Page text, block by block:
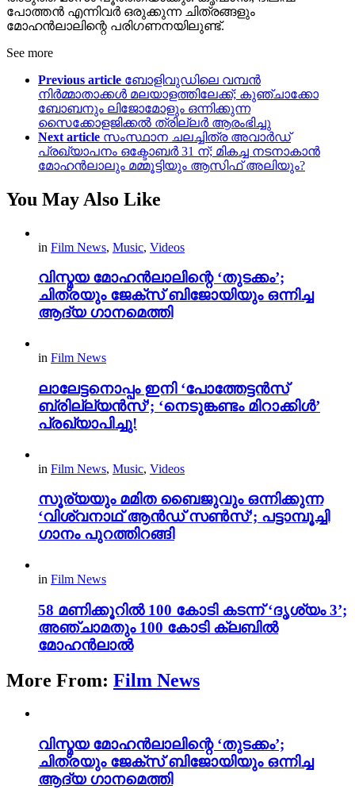
പോത്തൻ എന്നിവർ ഒരുക്കുന്ന ചിത്രങ്ങളും
മോഹൻലാലിന്റെ പരിഗണനയിലുണ്ട്.
See more
Previous article ബോളിവുഡിലെ വമ്പൻ
നിർമ്മാതാക്കൾ മലയാളത്തിലേക്ക്; കുഞ്ചാക്കോ
ബോബനും ലിജോമോളും ഒന്നിക്കുന്ന
സൈക്കോളജിക്കൽ ത്രില്ലർ ആരംഭിച്ചു
Next article സംസ്ഥാന ചലച്ചിത്ര അവാർഡ്
പ്രഖ്യാപനം ഒക്ടോബർ 31 ന്; മികച്ച നടനാകാൻ
മോഹൻലാലും മമ്മൂട്ടിയും ആസിഫ് അലിയും?
You May Also Like
in Film News, Music, Videos
വിസ്മയ മോഹൻലാലിന്റെ ‘തുടക്കം’;
ചിത്രയും ജേക്സ് ബിജോയിയും ഒന്നിച്ച
ആദ്യ ഗാനമെത്തി
in Film News
ലാലേട്ടനൊപ്പം ഇനി ‘പോത്തേട്ടൻസ്
ബ്രില്ല്യൻസ്’; ‘നെടുങ്കണ്ടം മിറാക്കിൾ’
പ്രഖ്യാപിച്ചു!
in Film News, Music, Videos
സൂര്യയും മമിത ബൈജുവും ഒന്നിക്കുന്ന
‘വിശ്വനാഥ് ആൻഡ് സൺസ്’; പട്ടാമ്പൂച്ചി
ഗാനം പുറത്തിറങ്ങി
in Film News
58 മണിക്കൂറിൽ 100 കോടി കടന്ന് ‘ദൃശ്യം 3’;
അഞ്ചാമതും 100 കോടി ക്ലബിൽ
മോഹൻലാൽ
More From: Film News
വിസ്മയ മോഹൻലാലിന്റെ ‘തുടക്കം’;
ചിത്രയും ജേക്സ് ബിജോയിയും ഒന്നിച്ച
ആദ്യ ഗാനമെത്തി